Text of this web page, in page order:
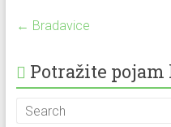
← Bradavice
Potražite